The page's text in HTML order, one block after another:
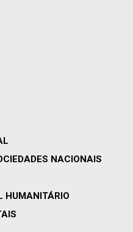
NACIONAIS
HUMANITÁRIO